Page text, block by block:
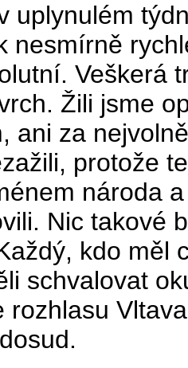
uplynulém
nesmírně
Veškerá
Žili jsme
ani za
protože
národa
Nic takové
kdo měl
schvalovat
rozhlasu